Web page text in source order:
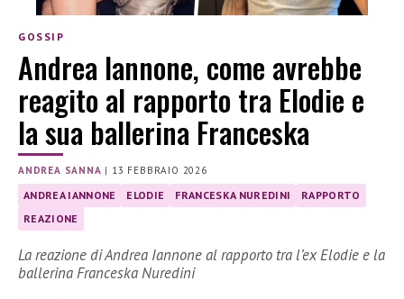
GOSSIP
Andrea Iannone, come avrebbe
reagito al rapporto tra Elodie e
la sua ballerina Franceska
ANDREA SANNA | 13 FEBBRAIO 2026
ANDREA IANNONE ELODIE FRANCESKA NUREDINI
RAPPORTO
REAZIONE
La reazione di Andrea Iannone al rapporto tra l’ex Elodie e la
ballerina Franceska Nuredini